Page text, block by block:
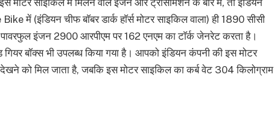
में (इंडियन चीफ बाॅबर डार्क हाॅर्स मोटर साइकिल वाला) ही 1890 सीसी
इंजन 2900 आरपीएम पर 162 एनएम का टाॅर्क जेनरेट करता है।
बॉक्स भी उपलब्ध किया गया है। आपको इंडियन कंपनी की इस मोटर
को मिल जाता है, जबकि इस मोटर साइकिल का कर्ब वेट 304 किलोग्राम